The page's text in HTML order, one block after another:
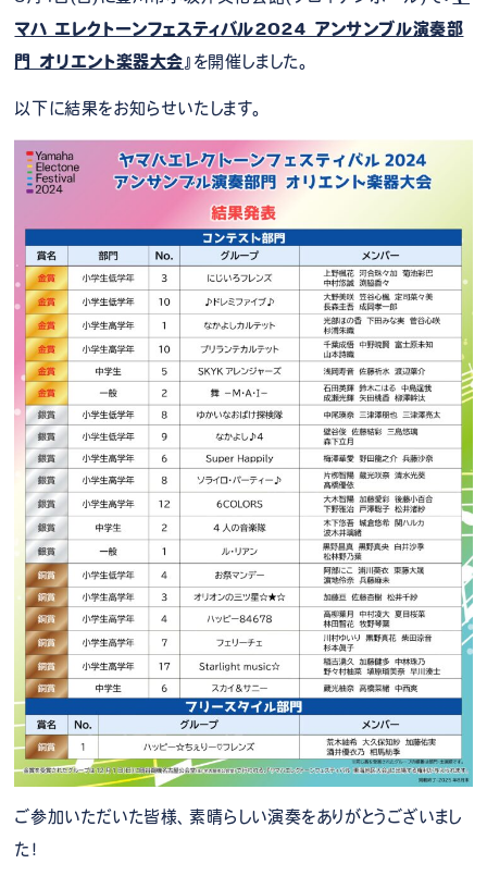
マハ エレクトーンフェスティバル2024 アンサンブル演奏部
門 オリエント楽器大会 』を開催しました。
以下に結果をお知らせいたします。
ご参加いただいた皆様、素晴らしい演奏をありがとうございまし
た！